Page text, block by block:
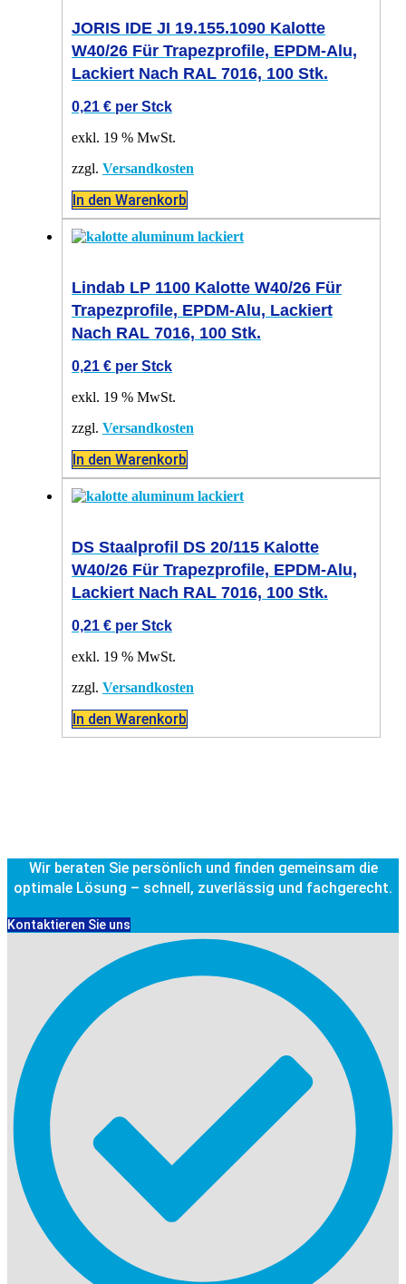
JORIS IDE JI 19.155.1090 Kalotte
W40/26 Für Trapezprofile, EPDM-Alu,
Lackiert Nach RAL 7016, 100 Stk.
0,21 € per Stck
exkl. 19 % MwSt.
zzgl. Versandkosten
In den Warenkorb
Lindab LP 1100 Kalotte W40/26 Für
Trapezprofile, EPDM-Alu, Lackiert
Nach RAL 7016, 100 Stk.
0,21 € per Stck
exkl. 19 % MwSt.
zzgl. Versandkosten
In den Warenkorb
DS Staalprofil DS 20/115 Kalotte
W40/26 Für Trapezprofile, EPDM-Alu,
Lackiert Nach RAL 7016, 100 Stk.
0,21 € per Stck
exkl. 19 % MwSt.
zzgl. Versandkosten
In den Warenkorb
Wir beraten Sie persönlich und finden gemeinsam die
optimale Lösung – schnell, zuverlässig und fachgerecht.
Kontaktieren Sie uns